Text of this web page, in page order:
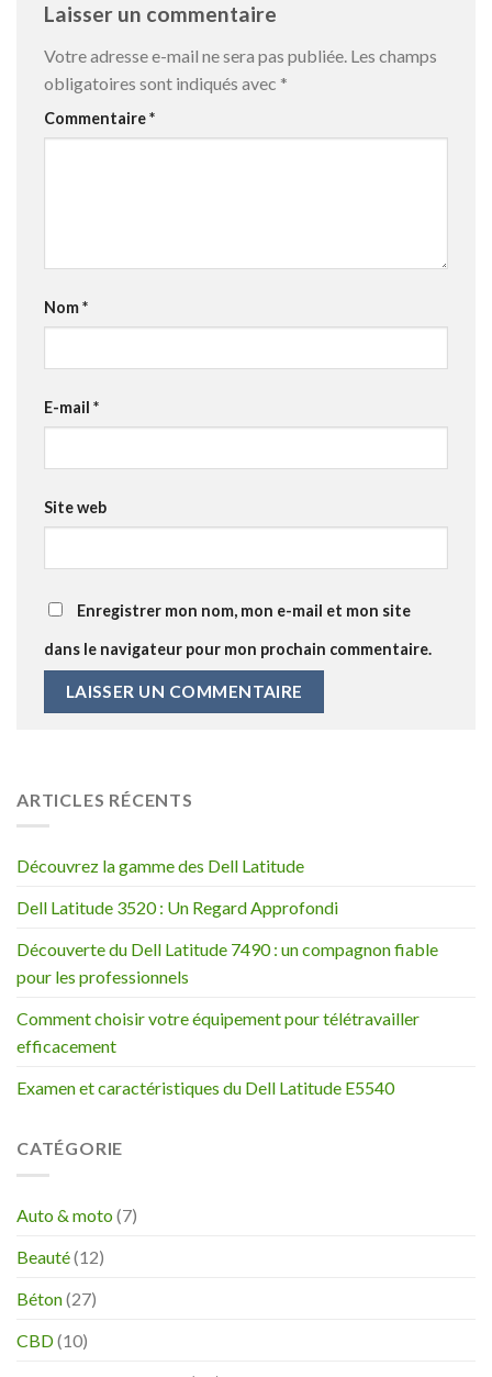
Laisser un commentaire
Votre adresse e-mail ne sera pas publiée. Les champs
obligatoires sont indiqués avec *
Commentaire*
Nom*
E-mail *
Site web
Enregistrer mon nom, mon e-mail et mon site
dans le navigateur pour mon prochain commentaire.
ARTICLES RÉCENTS
Découvrez la gamme des Dell Latitude
Dell Latitude 3520 : Un Regard Approfondi
Découverte du Dell Latitude 7490 : un compagnon fiable
pour les professionnels
Comment choisir votre équipement pour télétravailler
efficacement
Examen et caractéristiques du Dell Latitude E5540
CATÉGORIE
Auto & moto(7)
Beauté(12)
Béton(27)
CBD(10)